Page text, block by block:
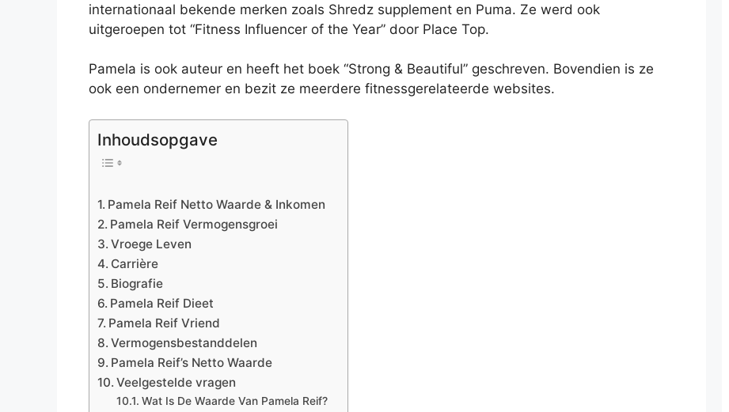
internationaal bekende merken zoals Shredz supplement en Puma. Ze werd ook
uitgeroepen tot “Fitness Influencer of the Year” door Place Top.
Pamela is ook auteur en heeft het boek “Strong & Beautiful” geschreven. Bovendien is ze
ook een ondernemer en bezit ze meerdere fitnessgerelateerde websites.
Inhoudsopgave
Pamela Reif Netto Waarde & Inkomen
Pamela Reif Vermogensgroei
Vroege Leven
Carrière
Biografie
Pamela Reif Dieet
Pamela Reif Vriend
Vermogensbestanddelen
Pamela Reif’s Netto Waarde
Veelgestelde vragen
Wat Is De Waarde Van Pamela Reif?